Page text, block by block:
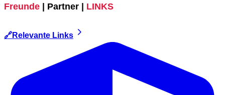
Freunde | Partner | LINKS
🔗Relevante Links